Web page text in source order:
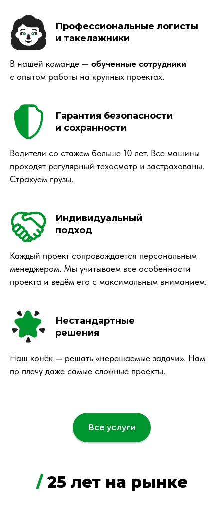
Профессиональные логисты
и такелажники
В нашей команде — обученные сотрудники
с опытом работы на крупных проектах.
Гарантия безопасности
и сохранности
Водители со стажем больше 10 лет. Все машины
проходят регулярный техосмотр и застрахованы.
Страхуем грузы.
Индивидуальный
подход
Каждый проект сопровождается персональным
менеджером. Мы учитываем все особенности
проекта и ведём его с максимальным вниманием.
Нестандартные
решения
Наш конёк — решать «нерешаемые задачи». Нам
по плечу даже самые сложные проекты.
Все услуги
/25 лет на рынке